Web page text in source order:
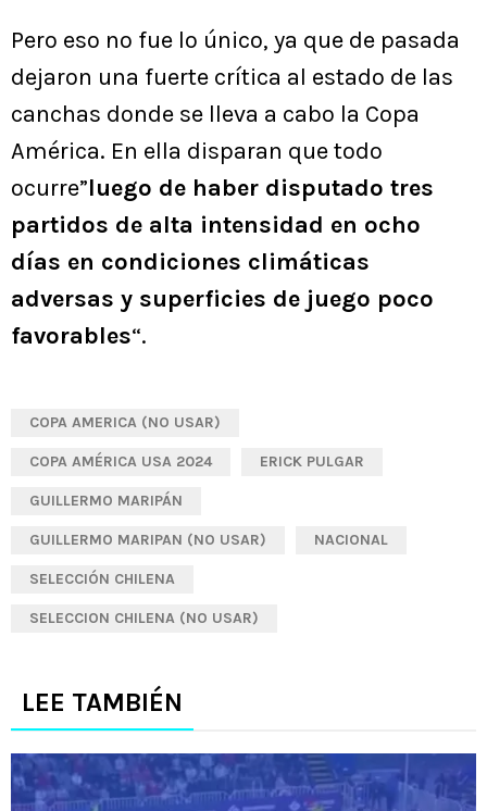
Pero eso no fue lo único, ya que de pasada
dejaron una fuerte crítica al estado de las
canchas donde se lleva a cabo la Copa
América. En ella disparan que todo
ocurre”luego de haber disputado tres
partidos de alta intensidad en ocho
días en condiciones climáticas
adversas y superficies de juego poco
favorables“.
COPA AMERICA (NO USAR)
COPA AMÉRICA USA 2024 ERICK PULGAR
GUILLERMO MARIPÁN
GUILLERMO MARIPAN (NO USAR) NACIONAL
SELECCIÓN CHILENA
SELECCION CHILENA (NO USAR)
LEE TAMBIÉN